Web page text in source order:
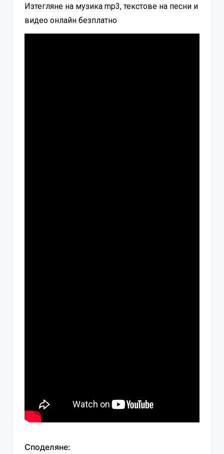
Изтегляне на музика mp3, текстове на песни и
видео онлайн безплатно
Споделяне: